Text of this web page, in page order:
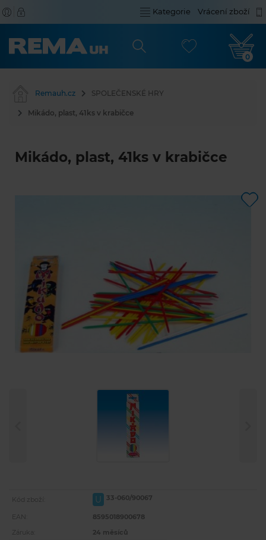
Kategorie Vrácení zboží
0
Remauh.cz SPOLEČENSKÉ HRY
Mikádo, plast, 41ks v krabičce
Mikádo, plast, 41ks v krabičce
Kód zboží: U 33-060/90067
EAN:
8595018900678
Záruka:
24 měsíců